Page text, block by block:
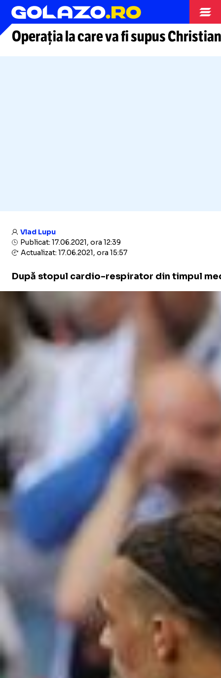
Arhiva fotbal
Operația la care va fi supus
Vlad Lupu
Publicat: 17.06.2021, ora 12:39
Actualizat: 17.06.2021, ora 15:57
După stopul cardio-respirator din timpul